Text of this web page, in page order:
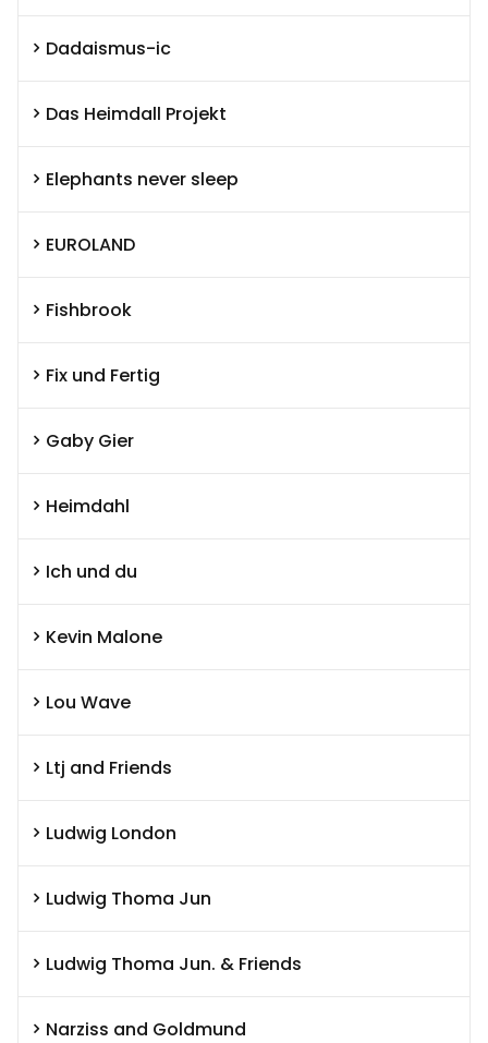
Dadaismus-ic
Das Heimdall Projekt
Elephants never sleep
EUROLAND
Fishbrook
Fix und Fertig
Gaby Gier
Heimdahl
Ich und du
Kevin Malone
Lou Wave
Ltj and Friends
Ludwig London
Ludwig Thoma Jun
Ludwig Thoma Jun. & Friends
Narziss and Goldmund